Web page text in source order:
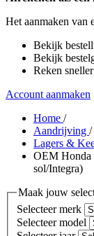
Het aanmaken van
Bekijk
Bekijk
Reken
Account aanmaken
Home /
Aandrijving /
Lagers &
OEM Honda
sol/Integra)
Maak jouw
Selecteer merk
Selecteer model